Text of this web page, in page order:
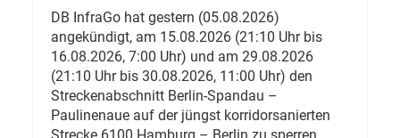
DB InfraGo hat gestern (05.08.2026)
angekündigt, am 15.08.2026 (21:10 Uhr bis
16.08.2026, 7:00 Uhr) und am 29.08.2026
(21:10 Uhr bis 30.08.2026, 11:00 Uhr) den
Streckenabschnitt Berlin-Spandau –
Paulinenaue auf der jüngst korridorsanierten